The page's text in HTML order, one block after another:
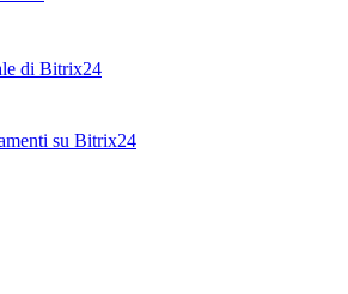
di Bitrix24
su Bitrix24